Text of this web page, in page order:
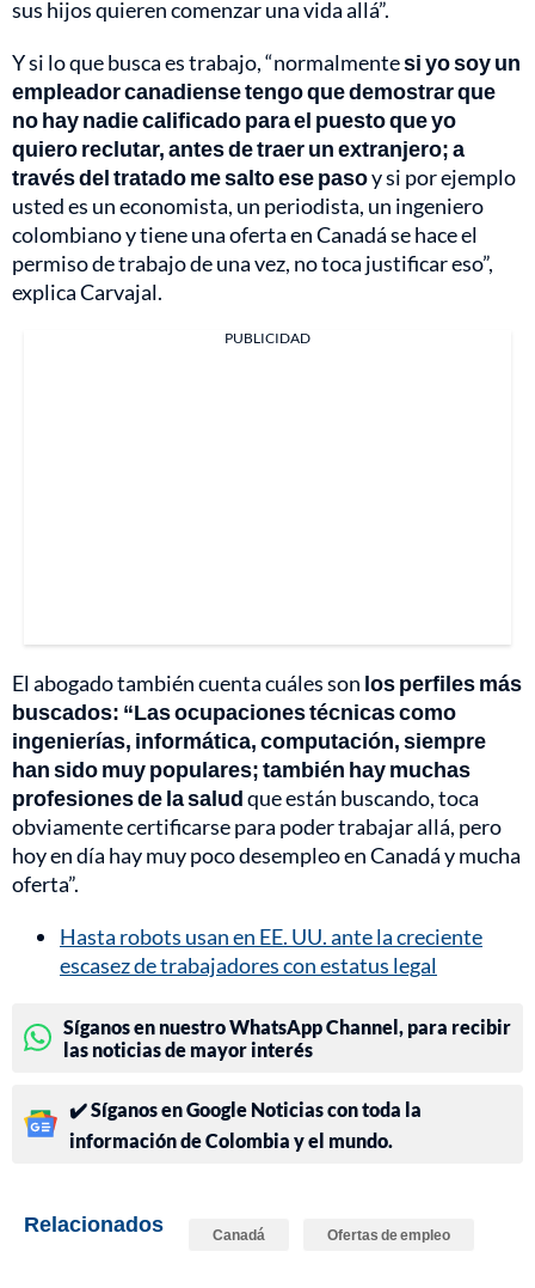
sus hijos quieren comenzar una vida allá”.
Y si lo que busca es trabajo, “normalmentesi yo soy un
empleador canadiense tengo que demostrar que
no hay nadie calificado para el puesto que yo
quiero reclutar, antes de traer un extranjero; a
través del tratado me salto ese pasoy si por ejemplo
usted es un economista, un periodista, un ingeniero
colombiano y tiene una oferta en Canadá se hace el
permiso de trabajo de una vez, no toca justificar eso”,
explica Carvajal.
PUBLICIDAD
El abogado también cuenta cuáles son los perfiles más
buscados: “Las ocupaciones técnicas como
ingenierías, informática, computación, siempre
han sido muy populares; también hay muchas
profesiones de la saludque están buscando, toca
obviamente certificarse para poder trabajar allá, pero
hoy en día hay muy poco desempleo en Canadá y mucha
oferta”.
Hasta robots usan en EE. UU. ante la creciente
escasez de trabajadores con estatus legal
Síganos en nuestro WhatsApp Channel, para recibir
las noticias de mayor interés
✔️ Síganos en Google Noticias con toda la
información de Colombia y el mundo.
Relacionados Canadá Ofertas de empleo